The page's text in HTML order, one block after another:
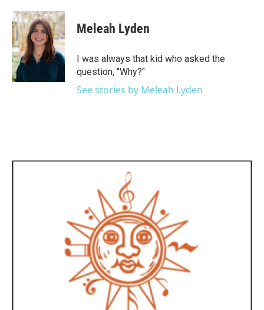
c
e
b
o
o
k
i
t
t
e
r
n
k
e
d
I
n
Meleah Lyden
I was always that kid who asked the
question, "Why?"
See stories by Meleah Lyden